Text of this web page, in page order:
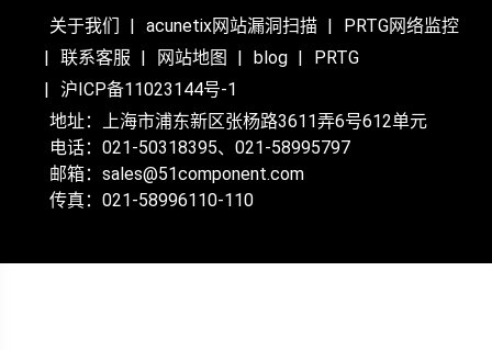
关于我们 acunetix网站漏洞扫描
PRTG网络监控
联系客服
网站地图 blog
PRTG
沪ICP备11023144号-1
地址：上海市浦东新区张杨路3611弄6号612单元
电话：021-50318395、021-58995797
邮箱：sales@51component.com
传真：021-58996110-110